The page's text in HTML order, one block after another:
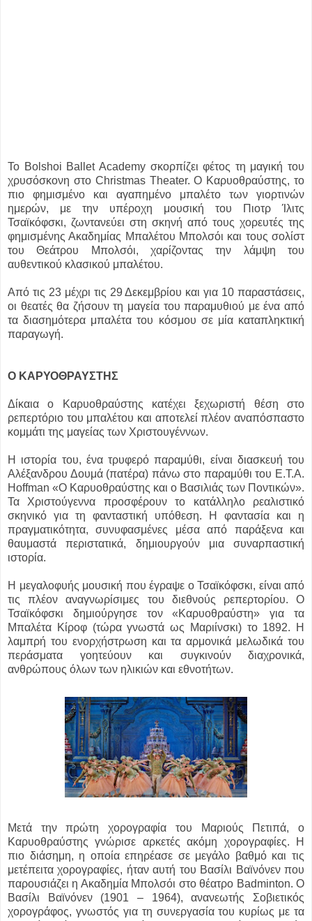
Το Bolshoi Ballet Academy σκορπίζει φέτος τη μαγική του
χρυσόσκονη στο Christmas Theater. Ο Καρυοθραύστης, το
πιο φημισμένο και αγαπημένο μπαλέτο των γιορτινών
ημερών, με την υπέροχη μουσική του Πιοτρ Ίλιτς
Τσαϊκόφσκι, ζωντανεύει στη σκηνή από τους χορευτές της
φημισμένης Ακαδημίας Μπαλέτου Μπολσόι και τους σολίστ
του Θεάτρου Μπολσόι, χαρίζοντας την λάμψη του
αυθεντικού κλασικού μπαλέτου.
Από τις 23 μέχρι τις 29 Δεκεμβρίου και για 10 παραστάσεις,
οι θεατές θα ζήσουν τη μαγεία του παραμυθιού με ένα από
τα διασημότερα μπαλέτα του κόσμου σε μία καταπληκτική
παραγωγή.
Ο ΚΑΡΥΟΘΡΑΥΣΤΗΣ
Δίκαια ο Καρυοθραύστης κατέχει ξεχωριστή θέση στο
ρεπερτόριο του μπαλέτου και αποτελεί πλέον αναπόσπαστο
κομμάτι της μαγείας των Χριστουγέννων.
Η ιστορία του, ένα τρυφερό παραμύθι, είναι διασκευή του
Αλέξανδρου Δουμά (πατέρα) πάνω στο παραμύθι του E.T.A.
Hoffman «Ο Καρυοθραύστης και ο Βασιλιάς των Ποντικών».
Τα Χριστούγεννα προσφέρουν το κατάλληλο ρεαλιστικό
σκηνικό για τη φανταστική υπόθεση. Η φαντασία και η
πραγματικότητα, συνυφασμένες μέσα από παράξενα και
θαυμαστά περιστατικά, δημιουργούν μια συναρπαστική
ιστορία.
Η μεγαλοφυής μουσική που έγραψε ο Τσαϊκόφσκι, είναι από
τις πλέον αναγνωρίσιμες του διεθνούς ρεπερτορίου. Ο
Τσαϊκόφσκι δημιούργησε τον «Καρυοθραύστη» για τα
Μπαλέτα Κίροφ (τώρα γνωστά ως Μαριίνσκι) το 1892. Η
λαμπρή του ενορχήστρωση και τα αρμονικά μελωδικά του
περάσματα γοητεύουν και συγκινούν διαχρονικά,
ανθρώπους όλων των ηλικιών και εθνοτήτων.
Μετά την πρώτη χορογραφία του Μαριούς Πετιπά, ο
Καρυοθραύστης γνώρισε αρκετές ακόμη χορογραφίες. Η
πιο διάσημη, η οποία επηρέασε σε μεγάλο βαθμό και τις
μετέπειτα χορογραφίες, ήταν αυτή του Βασίλι Βαϊνόνεν που
παρουσιάζει η Ακαδημία Μπολσόι στο θέατρο Badminton. Ο
Βασίλι Βαϊνόνεν (1901 – 1964), ανανεωτής Σοβιετικός
χορογράφος, γνωστός για τη συνεργασία του κυρίως με τα